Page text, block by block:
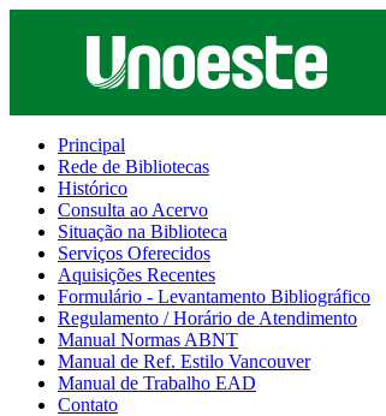
Principal
Rede de Bibliotecas
Histórico
Consulta ao Acervo
Situação na Biblioteca
Serviços Oferecidos
Aquisições Recentes
Formulário - Levantamento Bibliográfico
Regulamento / Horário de Atendimento
Manual Normas ABNT
Manual de Ref. Estilo Vancouver
Manual de Trabalho EAD
Contato